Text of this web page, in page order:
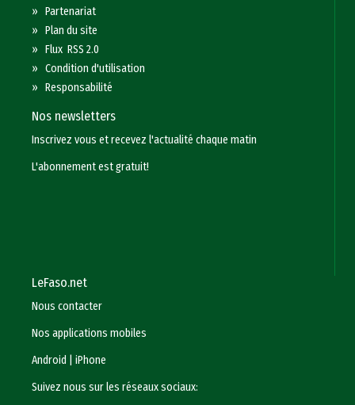
»Partenariat
»Plan du site
»Flux RSS 2.0
»Condition d'utilisation
»Responsabilité
Nos newsletters
Inscrivez vous et recevez l'actualité chaque matin
L'abonnement est gratuit!
LeFaso.net
Nous contacter
Nos applications mobiles
Android
|iPhone
Suivez nous sur les réseaux sociaux: